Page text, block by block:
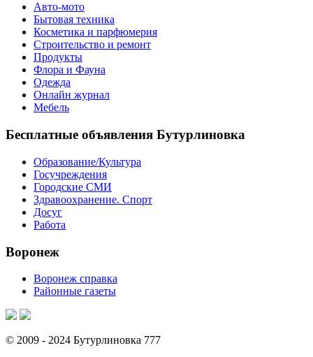
Авто-мото
Бытовая техника
Косметика и парфюмерия
Строительство и ремонт
Продукты
Флора и Фауна
Одежда
Онлайн журнал
Мебель
Бесплатные объявления Бутурлиновка
Образование/Культура
Госучреждения
Городские СМИ
Здравоохранение. Спорт
Досуг
Работа
Воронеж
Воронеж справка
Районные газеты
© 2009 - 2024 Бутурлиновка 777